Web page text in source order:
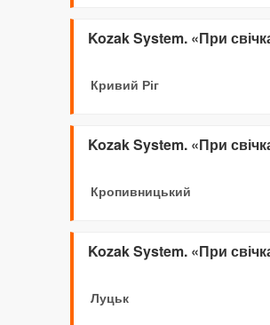
Kozak System. «При
Кривий Ріг
Kozak System. «При
Кропивницький
Kozak System. «При
Луцьк